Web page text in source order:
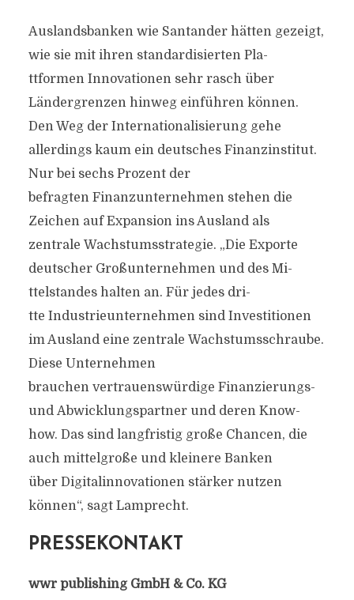
Auslandsbanken wie Santander hätten gezeigt,
wie sie mit ihren standardisierten Pla­
ttformen Innovationen sehr rasch über
Ländergrenzen hinweg einführen können.
Den Weg der Internationalisierung gehe
allerdings kaum ein deutsches Finanzinstitut.
Nur bei sechs Prozent der
befragten Finanzunternehmen stehen die
Zeichen auf Expansion ins Ausland als
zentrale Wachstumsstrategie. „Die Exporte
deutscher Großunternehmen und des Mi­
ttelstandes halten an. Für jedes dri­
tte Industrieunternehmen sind Investitionen
im Ausland eine zentrale Wachstumsschraube.
Diese Unternehmen
brauchen vertrauenswürdige Finanzierungs-
und Abwicklungspartner und deren Know-
how. Das sind langfristig große Chancen, die
auch mi­ttelgroße und kleinere Banken
über Digitalinnovationen stärker nutzen
können“, sagt Lamprecht.
PRESSEKONTAKT
wwr publishing GmbH & Co. KG